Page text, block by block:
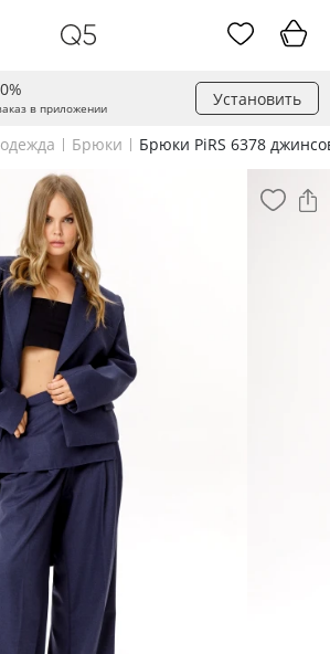
в приложении Установить
Брюки Брюки PiRS 6378